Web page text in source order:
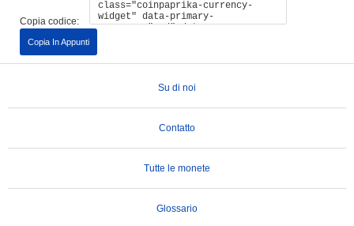
Copia codice:
Copia In Appunti
Su di noi
Contatto
Tutte le monete
Glossario